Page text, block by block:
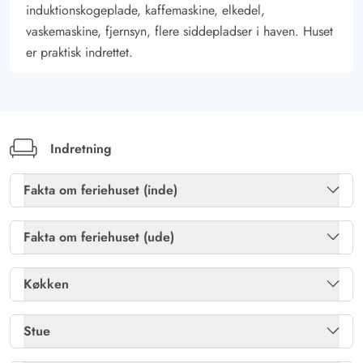
Dejlig overdækket terrasse
Udenomsarealerne er hyggelige, her findes flere gode lækroge
og træer der sørger for ugeneret beliggenhed. Der er flere
induktionskogeplade, kaffemaskine, elkedel,
vaskemaskine, fjernsyn, flere siddepladser i haven. Huset
er praktisk indrettet.
Indretning
Fakta om feriehuset (inde)
Brændeovn
Ja
Sauna Ja
Varme: Elvarme
Fakta om feriehuset (ude)
Havemøbler
Ja
Naturgrund Ja
Køkken
Køleskab
Ja
Stue